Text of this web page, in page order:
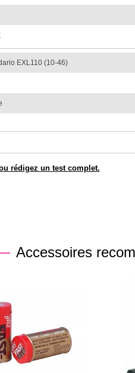
EXL110 (10-46)
rédigez un test complet.
Accessoires